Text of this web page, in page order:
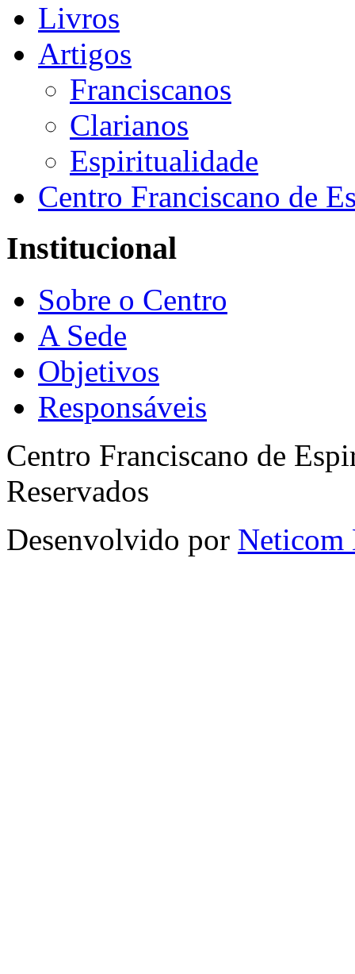
Livros
Artigos
Franciscanos
Clarianos
Espiritualidade
Centro Franciscano de
Institucional
Sobre o Centro
A Sede
Objetivos
Responsáveis
Centro Franciscano de
Reservados
Desenvolvido por Neticom